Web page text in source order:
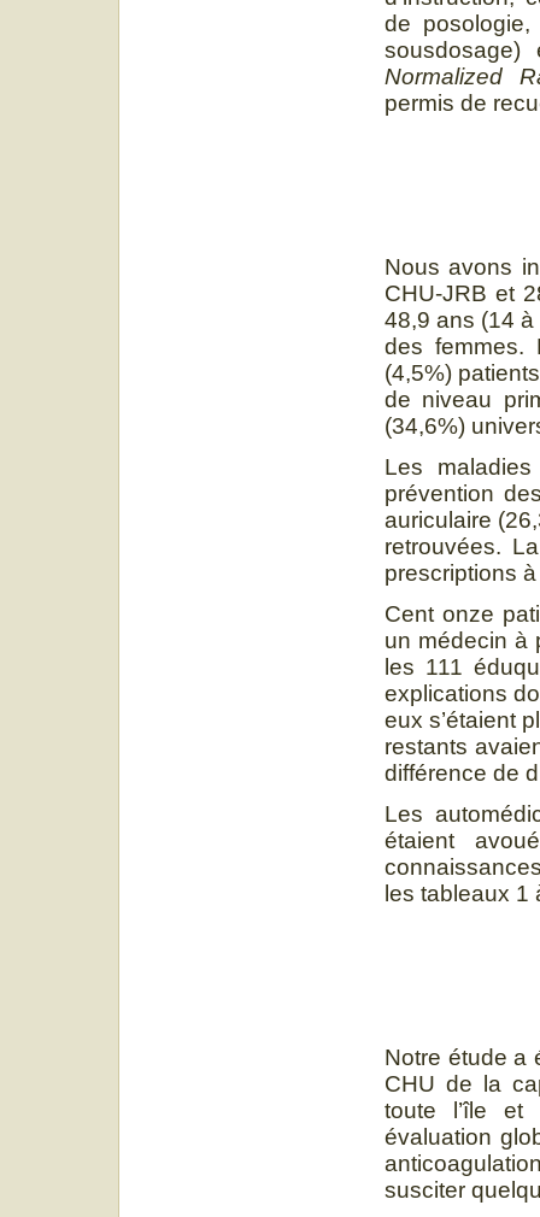
de
Normalized
permis de
Nous avons
CHU-JRB et
48,9 ans (14
des femmes.
(4,5%)
de niveau
(34,6%)
Les
prévention
auriculaire
retrouvées.
prescriptions
Cent onze
un médecin à
les 111
explications
eux s’étaient
restants
différence de
Les
étaient
les tableaux 1
Notre étude a
CHU de la
toute l’île et
évaluation
susciter